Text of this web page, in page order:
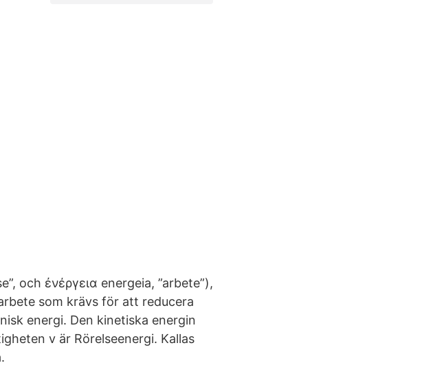
och ἐνέργεια energeia, ”arbete”),
som krävs för att reducera
energi. Den kinetiska energin
v är Rörelseenergi. Kallas